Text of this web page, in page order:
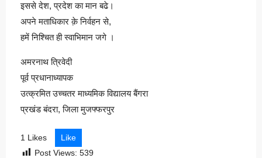
इससे देश, प्रदेश का मान बढे।
अपने मताधिकार क़े निर्वहन से,
हमें निश्चित ही स्वाभिमान जगे ।
अमरनाथ त्रिवेदी
पूर्व प्रधानाध्यापक
उत्क्रमित उच्चतर माध्यमिक विद्यालय बैंगरा
प्रखंड बंदरा, जिला मुजफ्फरपुर
1 Likes
Like
Post Views: 539